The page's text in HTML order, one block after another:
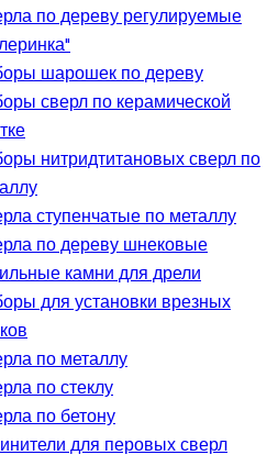
по дереву регулируемые
шарошек по дереву
сверл по керамической
нитридтитановых сверл по
ступенчатые по металлу
по дереву шнековые
камни для дрели
для установки врезных
по металлу
по стеклу
по бетону
для перовых сверл